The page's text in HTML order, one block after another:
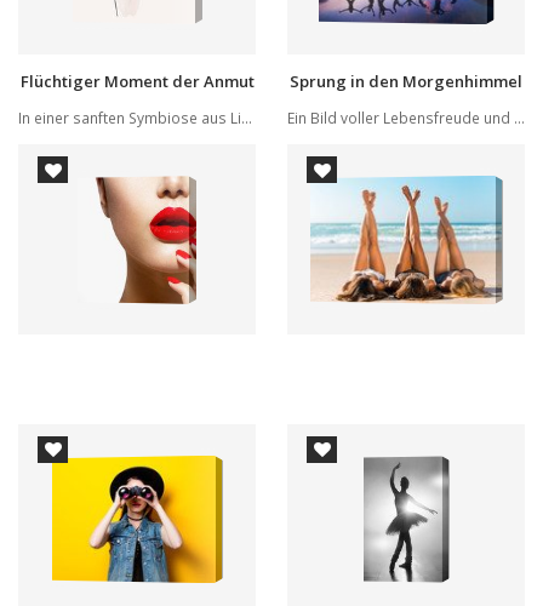
Flüchtiger Moment der Anmut
In einer sanften Symbiose aus Linie und Aquarel...
Sprung in den Morgenhimmel
Ein Bild voller Lebensfreude und Bewegung zeigt...